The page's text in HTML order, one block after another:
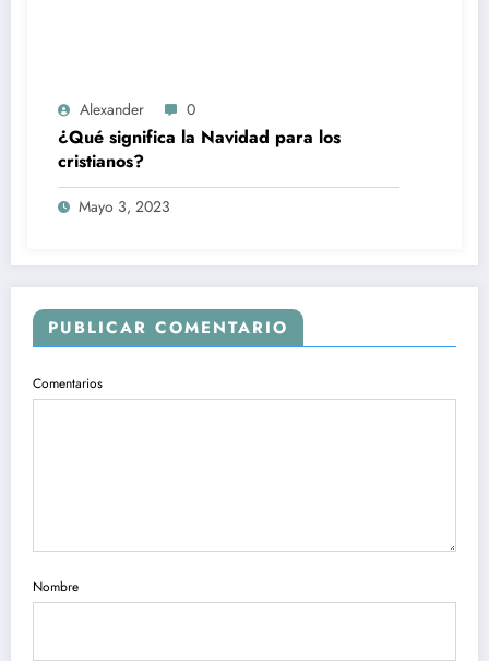
Alexander 0
¿Qué significa la Navidad para los
cristianos?
Mayo 3, 2023
PUBLICAR COMENTARIO
Comentarios
Nombre